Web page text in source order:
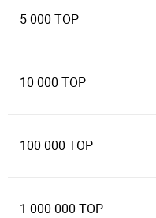
5 000 TOP
10 000 TOP
100 000 TOP
1 000 000 TOP